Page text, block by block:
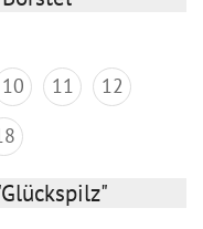
10 11
12